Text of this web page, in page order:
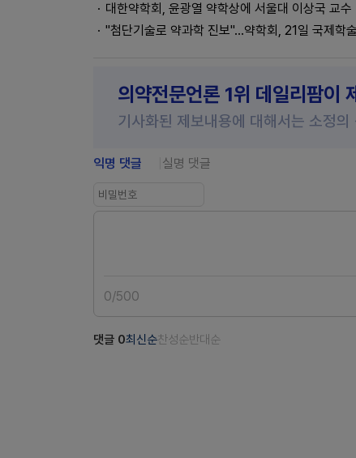
대한약학회, 윤광열 약학상에 서울대 이상국 교수
"첨단기술로 약과학 진보"...약학회, 21일 국제학
의약전문언론 1위 데일리팜이
기사화된 제보내용에 대해서는 소정의
익명 댓글 실명 댓글
0/500
댓글 0최신순찬성순반대순